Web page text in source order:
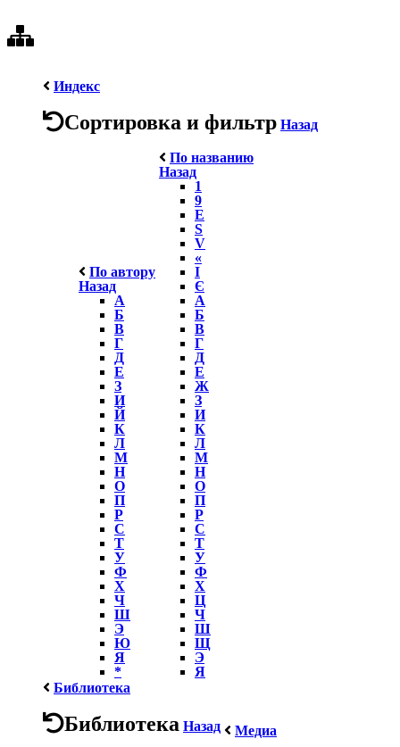
Индекс
Сортировка и фильтр Назад
По автору
Назад
А
Б
В
Г
Д
Е
З
И
Й
К
Л
М
Н
О
П
Р
С
Т
У
Ф
Х
Ч
Ш
Э
Ю
Я
*
По названию
Назад
1
9
E
S
V
«
І
Є
А
Б
В
Г
Д
Е
Ж
З
И
К
Л
М
Н
О
П
Р
С
Т
У
Ф
Х
Ц
Ч
Ш
Щ
Э
Я
Библиотека
Библиотека Назад Медиа